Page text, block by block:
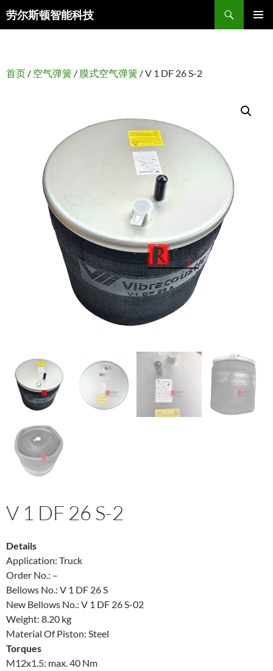
劳尔斯顿智能科技
搜
索
首页 / 空气弹簧 / 膜式空气弹簧 / V 1 DF 26 S-2
V 1 DF 26 S-2
Details
Application: Truck
Order No.: –
Bellows No.: V 1 DF 26 S
New Bellows No.: V 1 DF 26 S-02
Weight: 8.20 kg
Material Of Piston: Steel
Torques
M12x1.5: max. 40 Nm